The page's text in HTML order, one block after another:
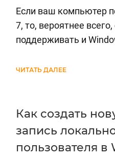
Если ваш компьютер
7, то, вероятнее
поддерживать и
ЧИТАТЬ ДАЛЕЕ
Как создать
запись
пользователя в